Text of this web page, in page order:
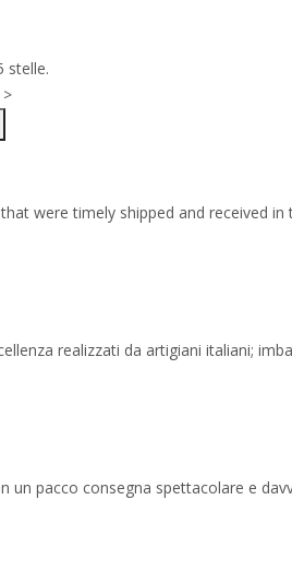
stelle.
were timely shipped and received
realizzati da artigiani italiani;
un pacco consegna spettacolare e